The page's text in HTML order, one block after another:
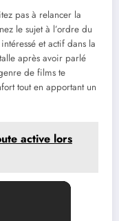
pas à relancer la
le sujet à l’ordre du
et actif dans la
après avoir parlé
de films te
tout en apportant un
active lors